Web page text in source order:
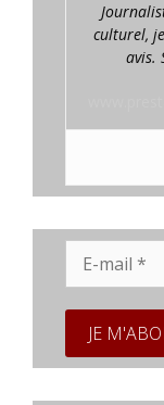
culturel,
avis.
mail